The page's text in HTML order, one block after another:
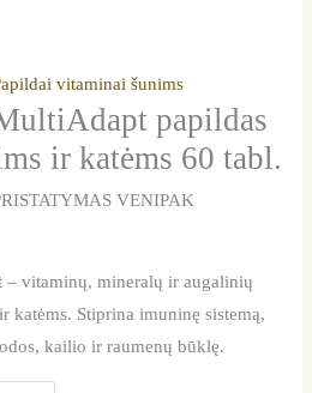
vitaminai šunims
papildas
ir katėms 60 tabl.
VENIPAK
– vitaminų, mineralų ir augalinių
katėms. Stiprina imuninę sistemą,
kailio ir raumenų būklę.